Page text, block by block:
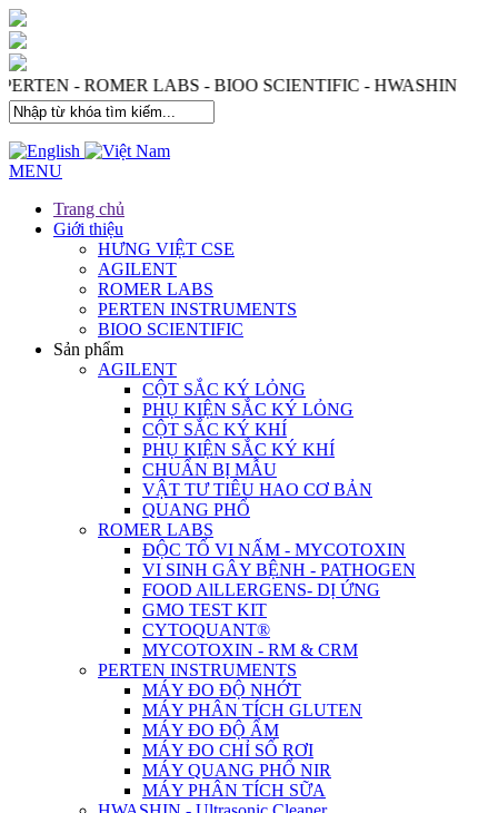
- ROMER LABS - BIOO SCIENTIFIC - HWASHIN
MENU
Trang chủ
Giới thiệu
HƯNG VIỆT CSE
AGILENT
ROMER LABS
PERTEN INSTRUMENTS
BIOO SCIENTIFIC
Sản phẩm
AGILENT
CỘT SẮC KÝ LỎNG
PHỤ KIỆN SẮC KÝ LỎNG
CỘT SẮC KÝ KHÍ
PHỤ KIỆN SẮC KÝ KHÍ
CHUẨN BỊ MẪU
VẬT TƯ TIÊU HAO CƠ BẢN
QUANG PHỔ
ROMER LABS
ĐỘC TỐ VI NẤM - MYCOTOXIN
VI SINH GÂY BỆNH - PATHOGEN
FOOD AlLLERGENS- DỊ ỨNG
GMO TEST KIT
CYTOQUANT®
MYCOTOXIN - RM & CRM
PERTEN INSTRUMENTS
MÁY ĐO ĐỘ NHỚT
MÁY PHÂN TÍCH GLUTEN
MÁY ĐO ĐỘ ẨM
MÁY ĐO CHỈ SỐ RƠI
MÁY QUANG PHỔ NIR
MÁY PHÂN TÍCH SỮA